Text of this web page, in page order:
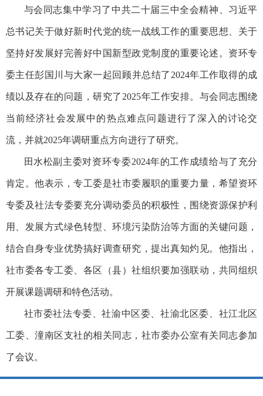
与会同志集中学习了中共二十届三中全会精神、习近平
总书记关于做好新时代党的统一战线工作的重要思想、关于
坚持好发展好完善好中国新型政党制度的重要论述。资环专
委主任彭国川与大家一起回顾并总结了2024年工作取得的成
绩以及存在的问题，研究了2025年工作安排。与会同志围绕
当前经济社会发展中的热点难点问题进行了深入的讨论交
流，并就2025年调研重点方向进行了研究。
田水松副主委对资环专委2024年的工作成绩给与了充分
肯定。他表示，专工委是社市委履职的重要力量，希望资环
专委及社法专委要充分调动委员的积极性，围绕资源保护利
用、发展方式绿色转型、环境污染防治等方面的关键问题，
结合自身专业优势搞好调查研究，提出真知灼见。他指出，
社市委各专工委、各区（县）社组织要加强联动，共同组织
开展课题调研和特色活动。
社市委社法专委、社渝中区委、社渝北区委、社江北区
工委、潼南区支社的相关同志，社市委办公室有关同志参加
了会议。